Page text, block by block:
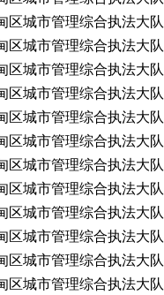
区城市管理综合执法大队
区城市管理综合执法大队
区城市管理综合执法大队
区城市管理综合执法大队
区城市管理综合执法大队
区城市管理综合执法大队
区城市管理综合执法大队
区城市管理综合执法大队
区城市管理综合执法大队
区城市管理综合执法大队
区城市管理综合执法大队
区城市管理综合执法大队